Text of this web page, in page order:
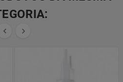
 